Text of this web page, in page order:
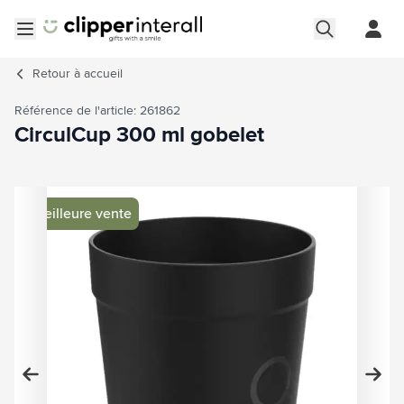
Retour à accueil
Meilleure vente
Image principale
Cliquez pour voir l'image en plein écran
Référence de l'article: 261862
CirculCup 300 ml gobelet